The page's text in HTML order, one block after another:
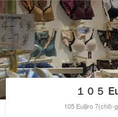
１０５
105 Euljiro 7(chil)-